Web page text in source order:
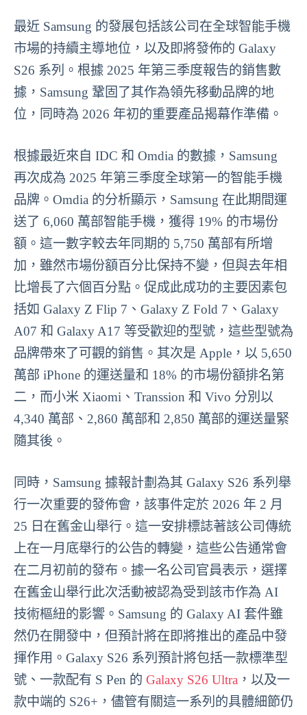
最近 Samsung 的發展包括該公司在全球智能手機
市場的持續主導地位，以及即將發佈的 Galaxy
S26 系列。根據 2025 年第三季度報告的銷售數
據，Samsung 鞏固了其作為領先移動品牌的地
位，同時為 2026 年初的重要產品揭幕作準備。
根據最近來自 IDC 和 Omdia 的數據，Samsung
再次成為 2025 年第三季度全球第一的智能手機
品牌。Omdia 的分析顯示，Samsung 在此期間運
送了 6,060 萬部智能手機，獲得 19% 的市場份
額。這一數字較去年同期的 5,750 萬部有所增
加，雖然市場份額百分比保持不變，但與去年相
比增長了六個百分點。促成此成功的主要因素包
括如 Galaxy Z Flip 7、Galaxy Z Fold 7、Galaxy
A07 和 Galaxy A17 等受歡迎的型號，這些型號為
品牌帶來了可觀的銷售。其次是 Apple，以 5,650
萬部 iPhone 的運送量和 18% 的市場份額排名第
二，而小米 Xiaomi、Transsion 和 Vivo 分別以
4,340 萬部、2,860 萬部和 2,850 萬部的運送量緊
隨其後。
同時，Samsung 據報計劃為其 Galaxy S26 系列舉
行一次重要的發佈會，該事件定於 2026 年 2 月
25 日在舊金山舉行。這一安排標誌著該公司傳統
上在一月底舉行的公告的轉變，這些公告通常會
在二月初前的發布。據一名公司官員表示，選擇
在舊金山舉行此次活動被認為受到該市作為 AI
技術樞紐的影響。Samsung 的 Galaxy AI 套件雖
然仍在開發中，但預計將在即將推出的產品中發
揮作用。Galaxy S26 系列預計將包括一款標準型
號、一款配有 S Pen 的 Galaxy S26 Ultra ，以及一
款中端的 S26+，儘管有關這一系列的具體細節仍